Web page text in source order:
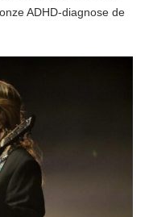
ADHD-diagnose de